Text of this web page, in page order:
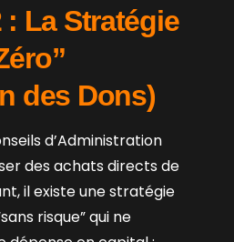
La Stratégie
des Dons)
d’Administration
des achats directs de
il existe une stratégie
risque” qui ne